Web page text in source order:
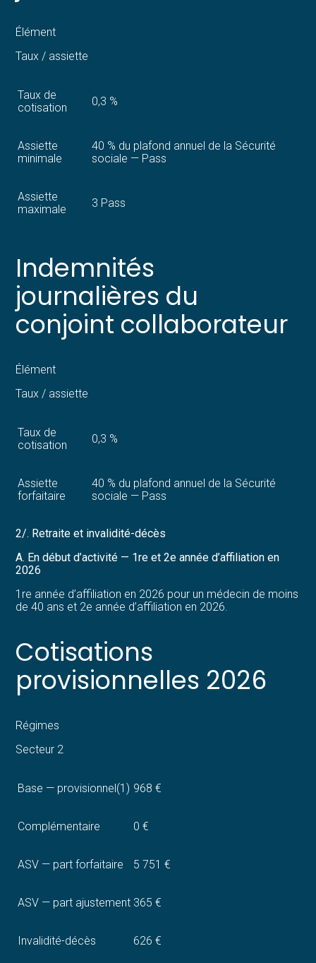
Élément
Taux / assiette
Taux de
cotisation
0,3 %
Assiette
minimale
40 % du plafond annuel de la Sécurité
sociale — Pass
Assiette
maximale
3 Pass
Indemnités
journalières du
conjoint collaborateur
Élément
Taux / assiette
Taux de
cotisation
0,3 %
Assiette
forfaitaire
40 % du plafond annuel de la Sécurité
sociale — Pass
2/. Retraite et invalidité-décès
A. En début d’activité — 1re et 2e année d’affiliation en
2026
1re année d’affiliation en 2026 pour un médecin de moins
de 40 ans et 2e année d’affiliation en 2026.
Cotisations
provisionnelles 2026
Régimes
Secteur 2
Base — provisionnel(1) 968 €
Complémentaire 0 €
ASV — part forfaitaire 5 751 €
ASV — part ajustement 365 €
Invalidité-décès 626 €